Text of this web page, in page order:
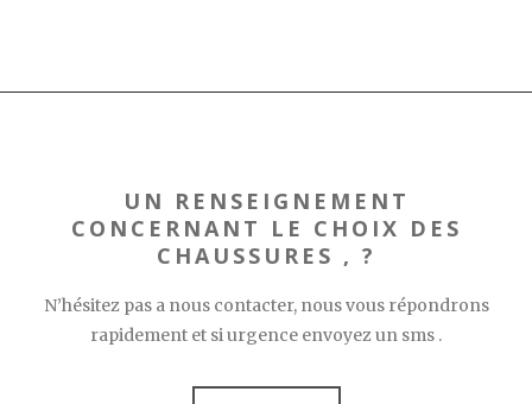
UN RENSEIGNEMENT
CONCERNANT LE CHOIX DES
CHAUSSURES , ?
N’hésitez pas a nous contacter, nous vous répondrons
rapidement et si urgence envoyez un sms .